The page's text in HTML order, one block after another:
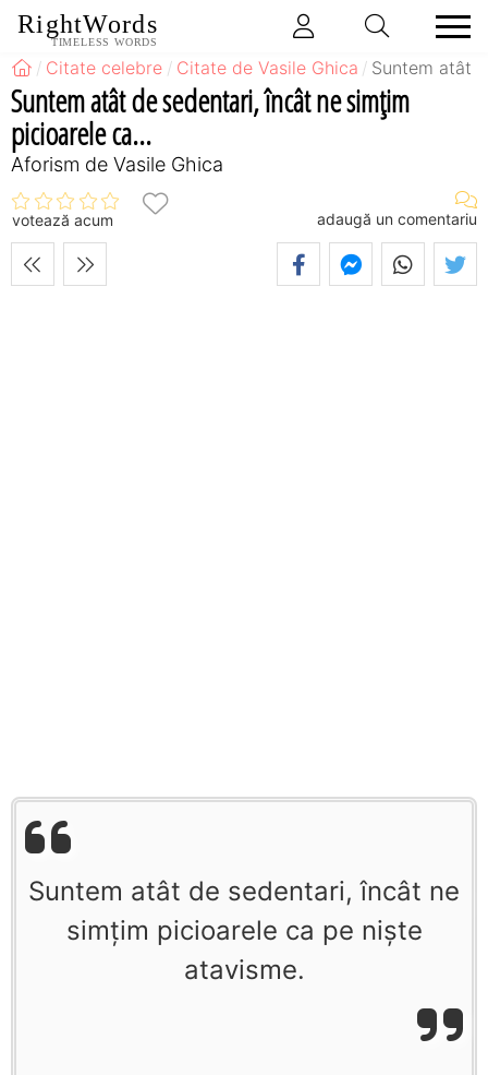
RightWords
TIMELESS WORDS
Citate celebre Citate de Vasile Ghica Suntem atât
Suntem atât de sedentari, încât ne simţim
picioarele ca...
Aforism de Vasile Ghica
votează acum adaugă un comentariu
Suntem atât de sedentari, încât ne
simţim picioarele ca pe nişte
atavisme.